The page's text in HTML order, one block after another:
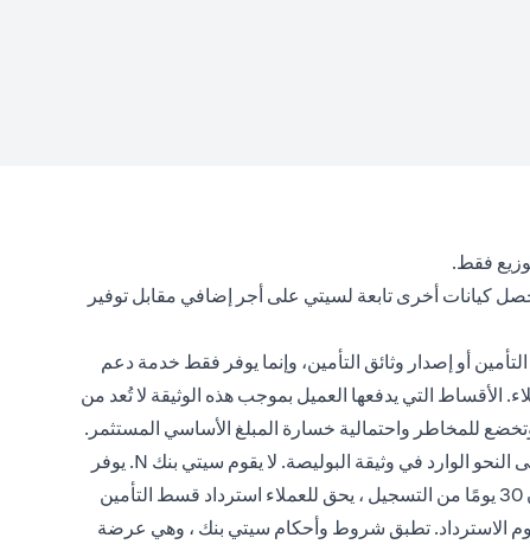
فقط.
كيانات أخرى تابعة لسيتي على أجر إضافي مقابل توفير
أو إصدار وثائق التأمين، وإنما يوفر فقط خدمة دعم
الأقساط التي يدفعها العميل بموجب هذه الوثيقة لا تُعد من
للمخاطر واحتمالية خسارة المبلغ الأساسي المستثمر.
تعتبر منتجات التأمين اختيارية ، ومكتوبة من قبل شركات التأمين ، وتخضع للاستثناءات ، والشروط والأحكام ، ومتطلبات الاكتتاب الطبي على النحو الوارد في وثيقة البوليصة. لا يقوم سيتي بنك N. يوفر
سيتي بنك N.A منتجات التأمين ويوفر دعم العملاء من خلال تلقي المدفوعات وإرسالها إلى شركة التأمين. إذا تم إلغاء السياسات في غضون 30 يومًا من التسجيل ، يحق للعملاء استرداد قسط التأمين
المعمول بها بعد خصم رسوم الاسترداد. تطبق شروط وأحكام سيتي بنك ، وهي عرضة